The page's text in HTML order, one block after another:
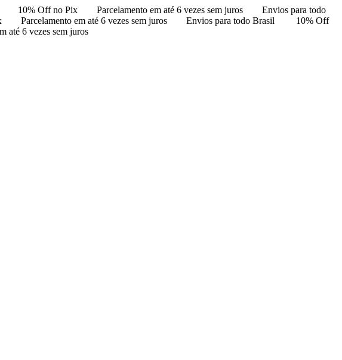
10% Off no Pix Parcelamento em até 6 vezes sem juros
Envios para todo
Parcelamento em até 6 vezes sem juros Envios para todo Brasil
10% Off
até 6 vezes sem juros